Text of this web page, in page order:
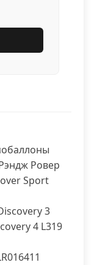
Ровер
Sport
3
4 L319